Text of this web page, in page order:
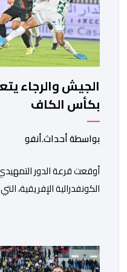
الجيش والرجاء
بكأس الكاف
بواسطة أحداث.أنفو
أوقعت قرعة الدور
الكونفدرالية الإفريقية،
ووسط القارة. ​وسيكون
مواجهة المتأهل من